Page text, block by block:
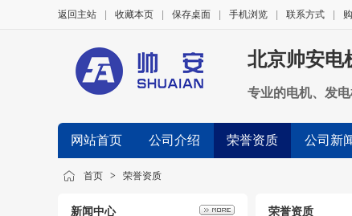
返回主站 收藏本页 保存桌面 手机浏览 联系方式
北京帅安电
专业的电机、发
网站首页 公司介绍 荣誉资质 公司新
首页 > 荣誉资质
新闻中心 荣誉资质